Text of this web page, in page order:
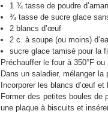
1 ¾ tasse de poudre
¾ tasse de sucre glace
2 blancs d’œuf
2 c. à soupe (ou moins)
sucre glace tamisé pour la
Préchauffer le four à 350°F
Dans un saladier, mélanger
Incorporer les blancs d’œuf et
Former des petites boules de
une plaque à biscuits et